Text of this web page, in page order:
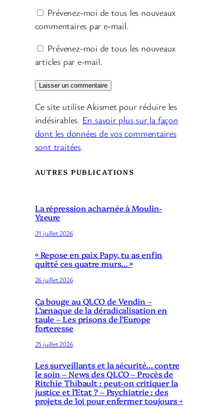
Prévenez-moi de tous les nouveaux
commentaires par e-mail.
Prévenez-moi de tous les nouveaux
articles par e-mail.
Ce site utilise Akismet pour réduire les
indésirables. En savoir plus sur la façon
dont les données de vos commentaires
sont traitées.
AUTRES PUBLICATIONS
La répression acharnée à Moulin-
Yzeure
31 juillet 2026
« Repose en paix Papy, tu as enfin
quitté ces quatre murs… »
26 juillet 2026
Ça bouge au QLCO de Vendin –
L’arnaque de la déradicalisation en
taule – Les prisons de l’Europe
forteresse
25 juillet 2026
Les surveillants et la sécurité… contre
le soin – News des QLCO – Procès de
Ritchie Thibault : peut-on critiquer la
justice et l’Etat ? – Psychiatrie : des
projets de loi pour enfermer toujours +